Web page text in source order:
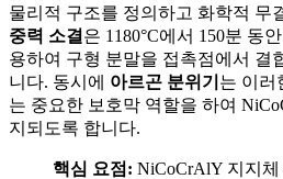
물리적 구조를 정의하고 화학적 무
중력 소결 은 1180°C에서 150분 동
용하여 구형 분말을 접촉점에서 결
니다. 동시에 아르곤 분위기 는 이러
는 중요한 보호막 역할을 하여
지되도록 합니다.
핵심 요점: NiCoCrAlY 지지체